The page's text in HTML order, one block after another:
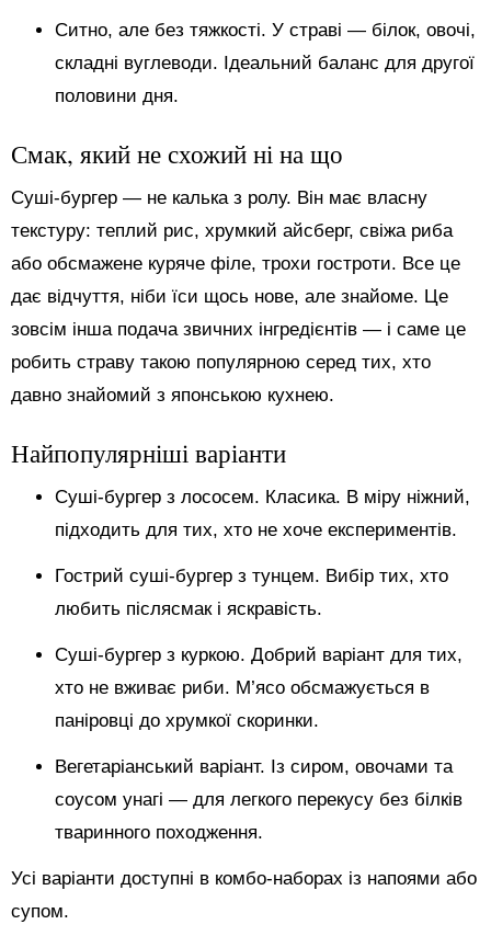
Ситно, але без тяжкості. У страві — білок, овочі,
складні вуглеводи. Ідеальний баланс для другої
половини дня.
Смак, який не схожий ні на що
Суші-бургер — не калька з ролу. Він має власну
текстуру: теплий рис, хрумкий айсберг, свіжа риба
або обсмажене куряче філе, трохи гостроти. Все це
дає відчуття, ніби їси щось нове, але знайоме. Це
зовсім інша подача звичних інгредієнтів — і саме це
робить страву такою популярною серед тих, хто
давно знайомий з японською кухнею.
Найпопулярніші варіанти
Суші-бургер з лососем. Класика. В міру ніжний,
підходить для тих, хто не хоче експериментів.
Гострий суші-бургер з тунцем. Вибір тих, хто
любить післясмак і яскравість.
Суші-бургер з куркою. Добрий варіант для тих,
хто не вживає риби. М’ясо обсмажується в
паніровці до хрумкої скоринки.
Вегетаріанський варіант. Із сиром, овочами та
соусом унагі — для легкого перекусу без білків
тваринного походження.
Усі варіанти доступні в комбо-наборах із напоями або
супом.